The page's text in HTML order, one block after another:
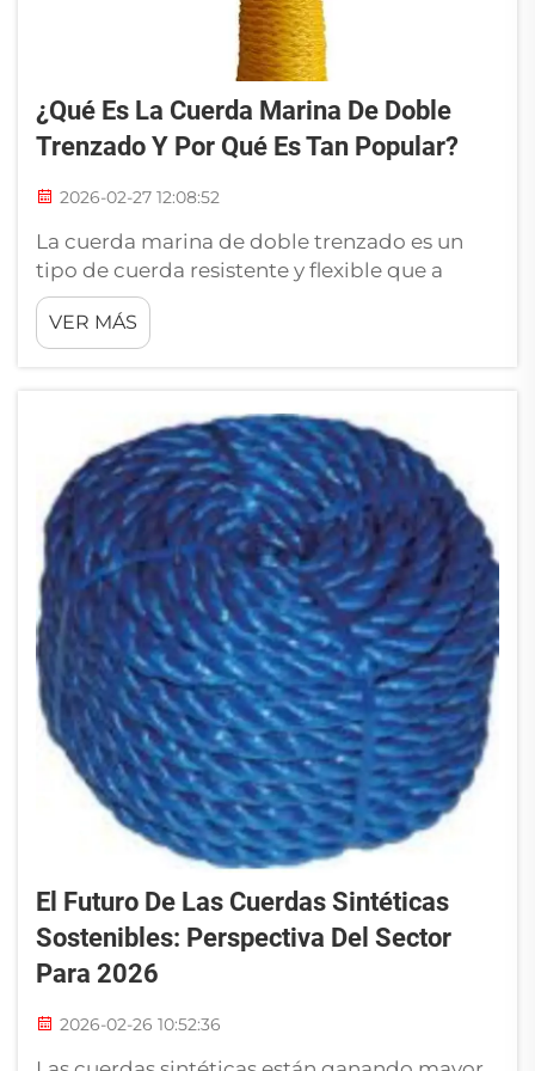
¿Qué Es La Cuerda Marina De Doble
Trenzado Y Por Qué Es Tan Popular?
2026-02-27 12:08:52
La cuerda marina de doble trenzado es un
tipo de cuerda resistente y flexible que a
muchos navegantes les gusta mucho. Tiene
dos capas: un núcleo interior y una funda
exterior. El núcleo aporta la resistencia, y la
que la cuerda marina de doble trenzado sea
VER MÁS
El Futuro De Las Cuerdas Sintéticas
Sostenibles: Perspectiva Del Sector
Para 2026
2026-02-26 10:52:36